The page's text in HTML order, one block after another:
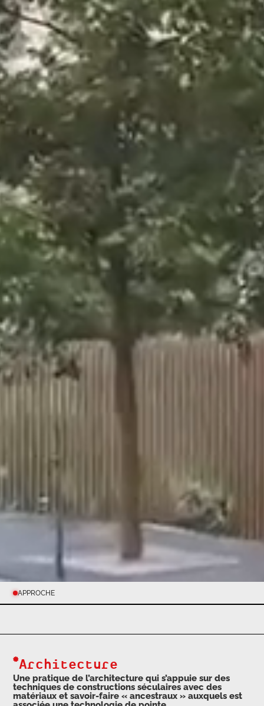
APPROCHE
Architecture
Une pratique de l’architecture qui s’appuie sur des
techniques de constructions séculaires avec des
matériaux et savoir-faire « ancestraux » auxquels est